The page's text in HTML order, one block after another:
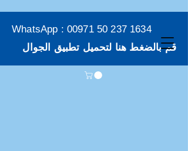
WhatsApp : 00971 50 237 1634
قم بالضغط هنا لتحميل تطبيق الجوال